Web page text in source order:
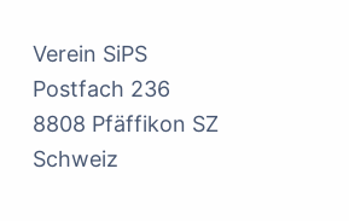
Verein SiPS
Postfach 236
8808 Pfäffikon SZ
Schweiz